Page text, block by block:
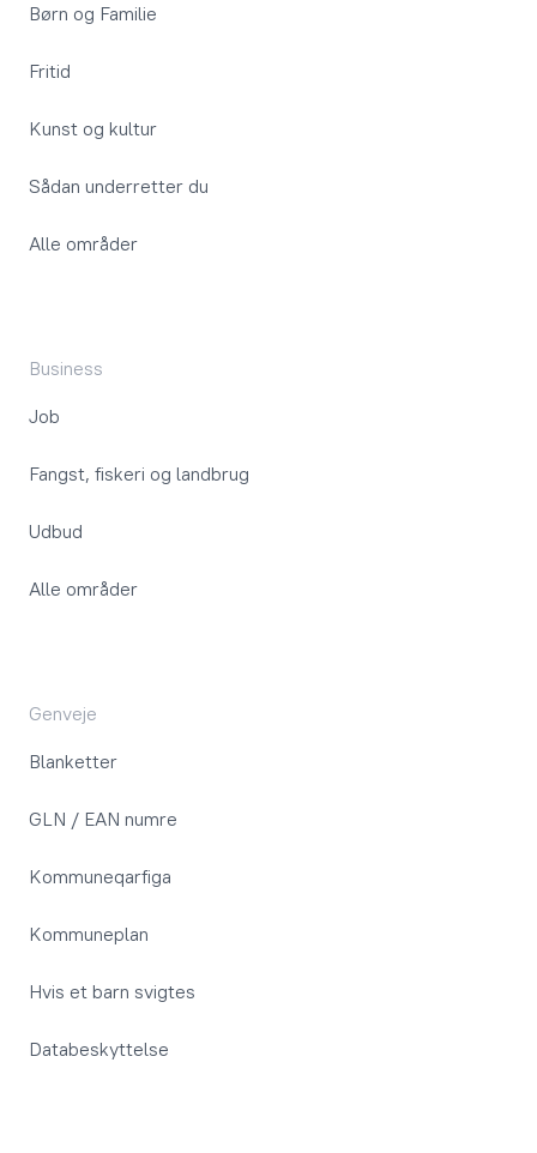
Børn og Familie
Fritid
Kunst og kultur
Sådan underretter du
Alle områder
Business
Job
Fangst, fiskeri og landbrug
Udbud
Alle områder
Genveje
Blanketter
GLN / EAN numre
Kommuneqarfiga
Kommuneplan
Hvis et barn svigtes
Databeskyttelse